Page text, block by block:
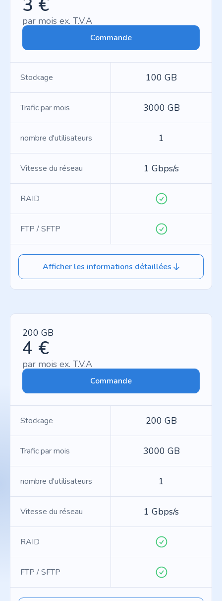
3 €
par mois ex. T.V.A
Commande
Stockage 100 GB
Trafic par mois 3000 GB
nombre d'utilisateurs 1
Vitesse du réseau 1 Gbps/s
RAID
FTP / SFTP
Afficher les informations détaillées
200 GB
4 €
par mois ex. T.V.A
Commande
Stockage 200 GB
Trafic par mois 3000 GB
nombre d'utilisateurs 1
Vitesse du réseau 1 Gbps/s
RAID
FTP / SFTP